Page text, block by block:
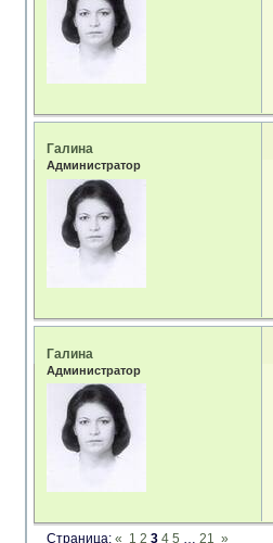
Галина
Администратор
Галина
Администратор
Страница:« 1 2 3 4 5 … 21 »